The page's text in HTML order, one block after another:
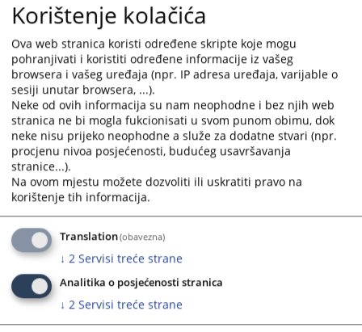
for
changing
dates.
for
changing
dates.
„Unapređenje prevencije i suzbijanja rodno zasnovanog
nasilja u BIH“
26.04.2016.
Predavanje „ Rodna ravnopravnosti u
uknjižbi bračne stečevine i sticanja prava
vlasništva nasljeđivanjem“
--
01.04.2016.
Danom otvorenih vrata u Općinskom
sudu Bugojno obilježen Evropski dan
-
27.10.2015.
Korištenje kolačića
Ova web stranica koristi određene skripte koje mogu
pohranjivati i koristiti određene informacije iz vašeg
browsera i vašeg uređaja (npr. IP adresa uređaja, varijable o
sesiji unutar browsera, ...).
Neke od ovih informacija su nam neophodne i bez njih web
stranica ne bi mogla fukcionisati u svom punom obimu, dok
neke nisu prijeko neophodne a služe za dodatne stvari (npr.
procjenu nivoa posjećenosti, budućeg usavršavanja
stranice...).
Na ovom mjestu možete dozvoliti ili uskratiti pravo na
korištenje tih informacija.
Translation(obavezna)
↓ 2 Servisi treće strane
Analitika o posjećenosti stranica
↓ 2 Servisi treće strane